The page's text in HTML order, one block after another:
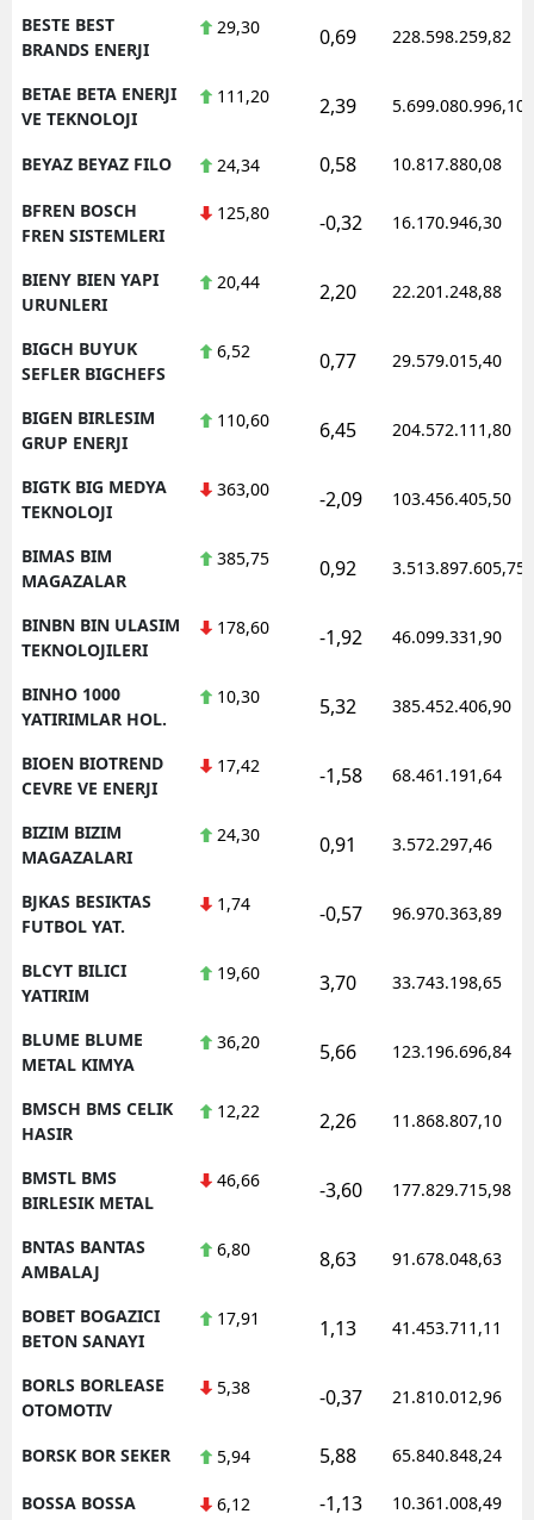
BESTE BEST
BRANDS ENERJI
29,30 0,69 228.598.259,82
BETAE BETA ENERJI
VE TEKNOLOJI
111,20 2,39 5.699.080.996,10
BEYAZ BEYAZ FILO 24,34 0,58 10.817.880,08
BFREN BOSCH
FREN SISTEMLERI
125,80 -0,32 16.170.946,30
BIENY BIEN YAPI
URUNLERI
20,44 2,20 22.201.248,88
BIGCH BUYUK
SEFLER BIGCHEFS
6,52 0,77 29.579.015,40
BIGEN BIRLESIM
GRUP ENERJI
110,60 6,45 204.572.111,80
BIGTK BIG MEDYA
TEKNOLOJI
363,00 -2,09 103.456.405,50
BIMAS BIM
MAGAZALAR
385,75 0,92 3.513.897.605,75
BINBN BIN ULASIM
TEKNOLOJILERI
178,60 -1,92 46.099.331,90
BINHO 1000
YATIRIMLAR HOL.
10,30 5,32 385.452.406,90
BIOEN BIOTREND
CEVRE VE ENERJI
17,42 -1,58 68.461.191,64
BIZIM BIZIM
MAGAZALARI
24,30 0,91 3.572.297,46
BJKAS BESIKTAS
FUTBOL YAT.
1,74 -0,57 96.970.363,89
BLCYT BILICI
YATIRIM
19,60 3,70 33.743.198,65
BLUME BLUME
METAL KIMYA
36,20 5,66 123.196.696,84
BMSCH BMS CELIK
HASIR
12,22 2,26 11.868.807,10
BMSTL BMS
BIRLESIK METAL
46,66 -3,60 177.829.715,98
BNTAS BANTAS
AMBALAJ
6,80 8,63 91.678.048,63
BOBET BOGAZICI
BETON SANAYI
17,91 1,13 41.453.711,11
BORLS BORLEASE
OTOMOTIV
5,38 -0,37 21.810.012,96
BORSK BOR SEKER 5,94 5,88 65.840.848,24
BOSSA BOSSA 6,12 -1,13 10.361.008,49